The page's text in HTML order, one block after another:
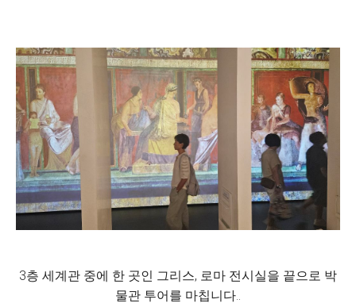
3층 세계관 중에 한 곳인 그리스, 로마 전시실을 끝으로 박
물관 투어를 마칩니다..